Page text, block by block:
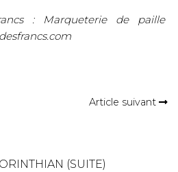
: Marqueterie de paille
Article suivant
(SUITE)